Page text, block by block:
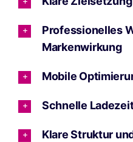
Professionelles
Markenwirkung
Mobile
Schnelle
Klare Struktur